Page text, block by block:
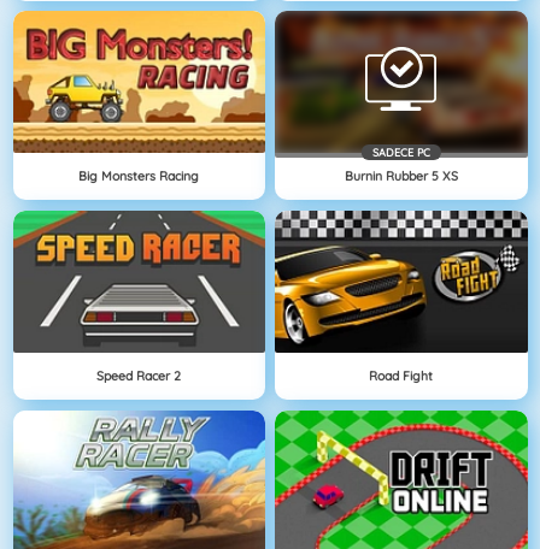
Big Monsters Racing
SADECE PC
Burnin Rubber 5 XS
Speed Racer 2 Road Fight